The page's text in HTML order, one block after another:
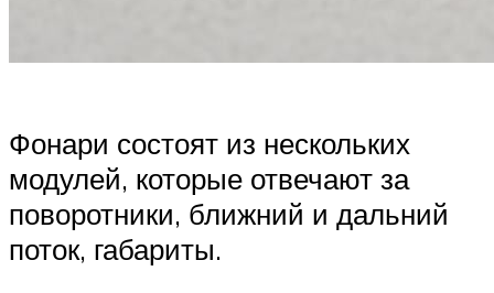
Фонари состоят из нескольких
модулей, которые отвечают за
поворотники, ближний и дальний
поток, габариты.